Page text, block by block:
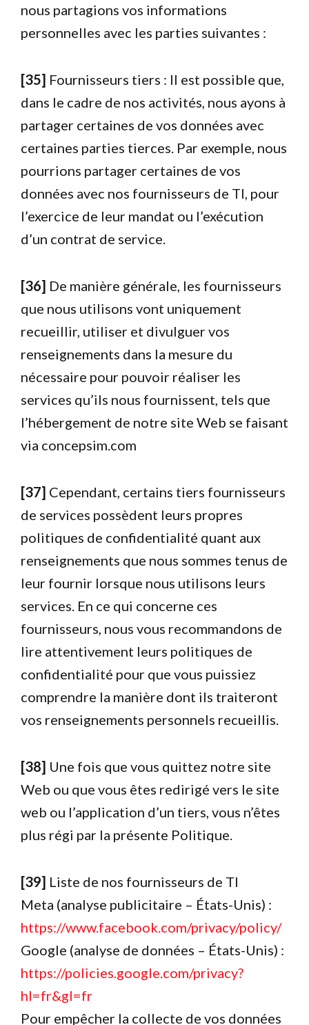
nous partagions vos informations
personnelles avec les parties suivantes :
[35] Fournisseurs tiers : Il est possible que,
dans le cadre de nos activités, nous ayons à
partager certaines de vos données avec
certaines parties tierces. Par exemple, nous
pourrions partager certaines de vos
données avec nos fournisseurs de TI, pour
l’exercice de leur mandat ou l’exécution
d’un contrat de service.
[36] De manière générale, les fournisseurs
que nous utilisons vont uniquement
recueillir, utiliser et divulguer vos
renseignements dans la mesure du
nécessaire pour pouvoir réaliser les
services qu’ils nous fournissent, tels que
l’hébergement de notre site Web se faisant
via concepsim.com
[37] Cependant, certains tiers fournisseurs
de services possèdent leurs propres
politiques de confidentialité quant aux
renseignements que nous sommes tenus de
leur fournir lorsque nous utilisons leurs
services. En ce qui concerne ces
fournisseurs, nous vous recommandons de
lire attentivement leurs politiques de
confidentialité pour que vous puissiez
comprendre la manière dont ils traiteront
vos renseignements personnels recueillis.
[38] Une fois que vous quittez notre site
Web ou que vous êtes redirigé vers le site
web ou l’application d’un tiers, vous n’êtes
plus régi par la présente Politique.
[39] Liste de nos fournisseurs de TI
Meta (analyse publicitaire – États-Unis) :
https://www.facebook.com/privacy/policy/
Google (analyse de données – États-Unis) :
https://policies.google.com/privacy?
hl=fr&gl=fr
Pour empêcher la collecte de vos données